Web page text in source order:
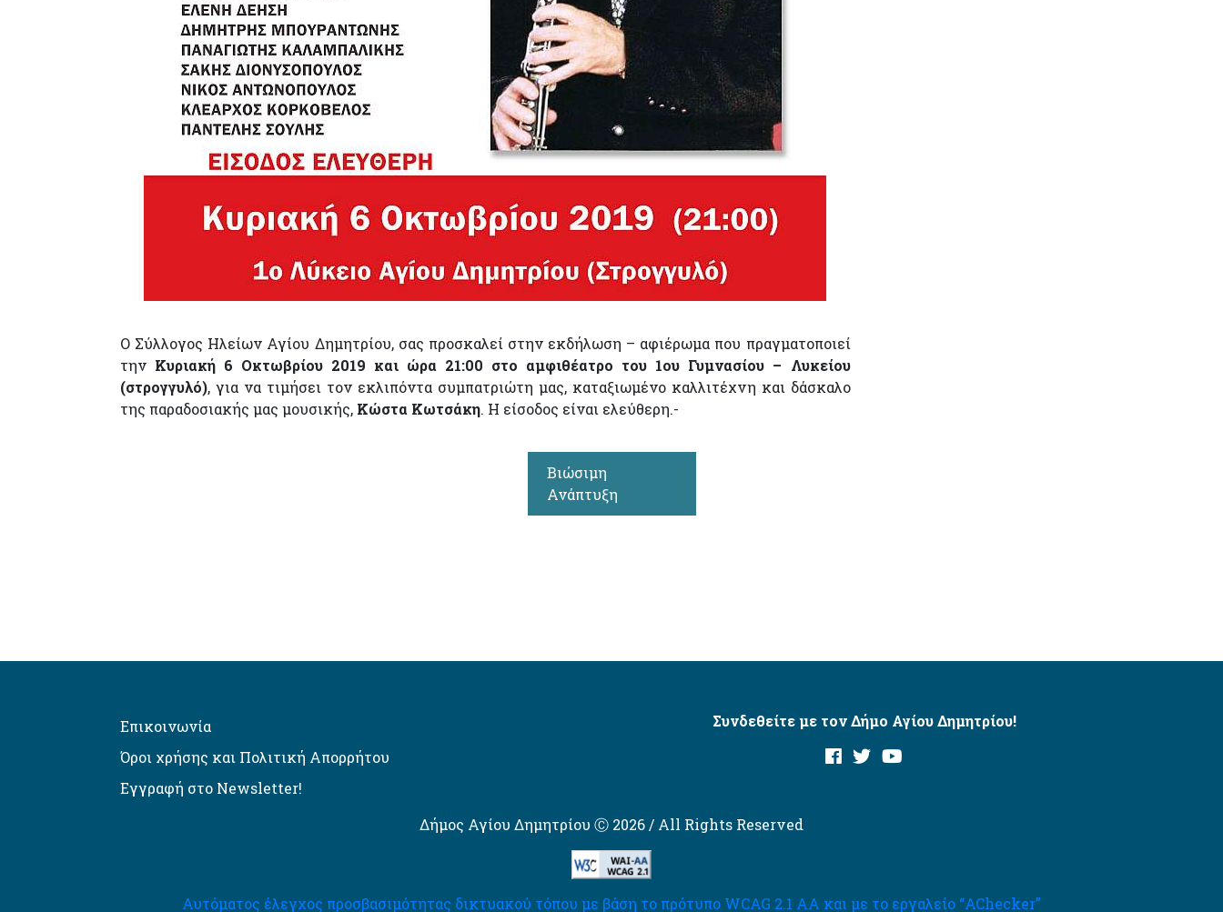
Ο Σύλλογος Ηλείων Αγίου Δημητρίου, σας προσκαλεί στην εκδήλωση – αφιέρωμα που πραγματοποιεί
την Κυριακή 6 Οκτωβρίου 2019 και ώρα 21:00 στο αμφιθέατρο του 1ου Γυμνασίου – Λυκείου
(στρογγυλό), για να τιμήσει τον εκλιπόντα συμπατριώτη μας, καταξιωμένο καλλιτέχνη και δάσκαλο
της παραδοσιακής μας μουσικής, Κώστα Κωτσάκη. Η είσοδος είναι ελεύθερη.-
Βιώσιμη
Ανάπτυξη
Επικοινωνία
Όροι χρήσης και Πολιτική Απορρήτου
Εγγραφή στο Newsletter!
Συνδεθείτε με τον Δήμο Αγίου Δημητρίου!
Δήμος Αγίου Δημητρίου Ⓒ 2026 / All Rights Reserved
Αυτόματος έλεγχος προσβασιμότητας δικτυακού τόπου με βάση το πρότυπο WCAG 2.1 AA και με το εργαλείο “AChecker”